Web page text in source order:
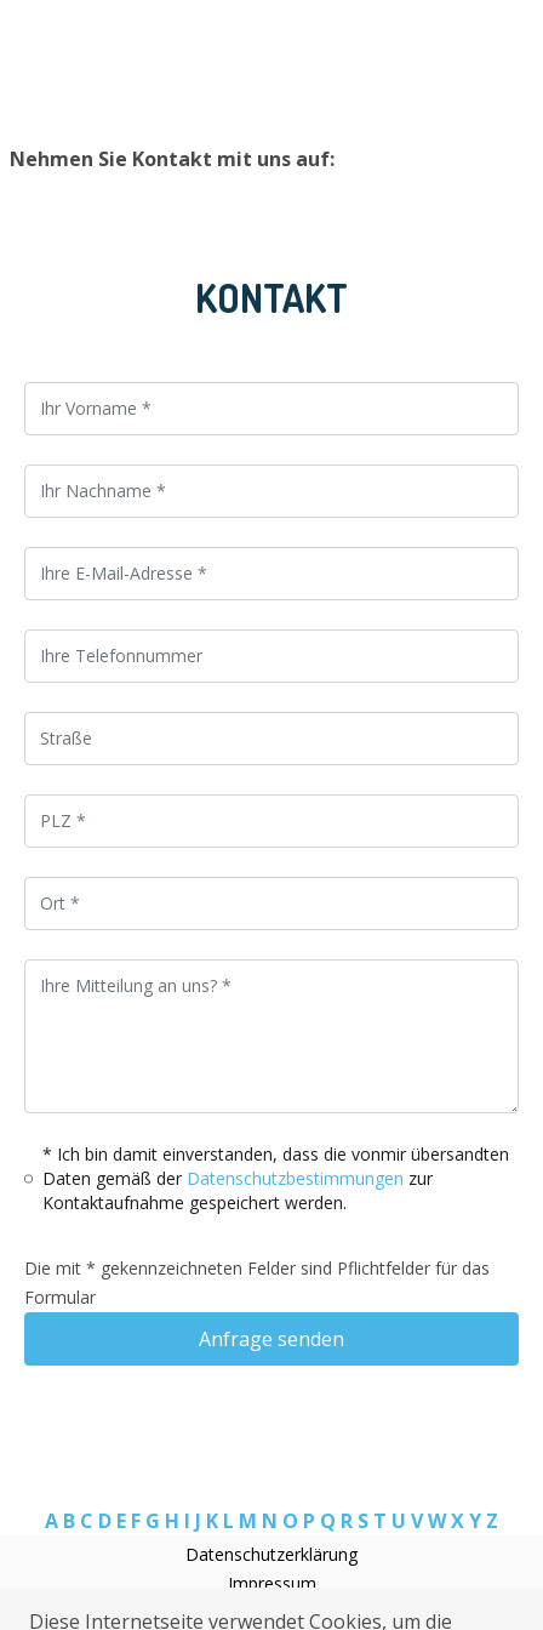
Nehmen Sie Kontakt mit uns auf:
KONTAKT
* Ich bin damit einverstanden, dass die vonmir übersandten
Daten gemäß der Datenschutzbestimmungen zur
Kontaktaufnahme gespeichert werden.
Die mit * gekennzeichneten Felder sind Pflichtfelder für das
Formular
Anfrage senden
A B C D E F G H I J K L M N O P Q R S T U VWXY Z
Datenschutzerklärung
Impressum
Heizungsnotdienst Firrel
Diese Internetseite verwendet Cookies, um die